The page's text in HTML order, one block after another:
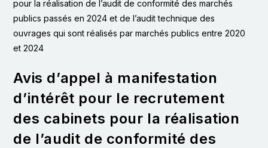
Avis d’appel à manifestation
d’intérêt pour le recrutement
des cabinets pour la réalisation
de l’audit de conformité des